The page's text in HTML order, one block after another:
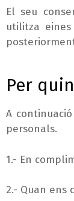
El seu
utilitza
Per
A
personals.
1.- En
2.- Quan ens